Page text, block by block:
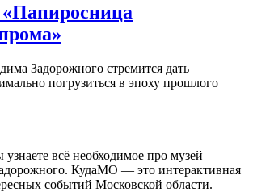
Задорожного стремится дать
погрузиться в эпоху прошлого
всё необходимое про музей
КудаМО — это интерактивная
событий Московской области.